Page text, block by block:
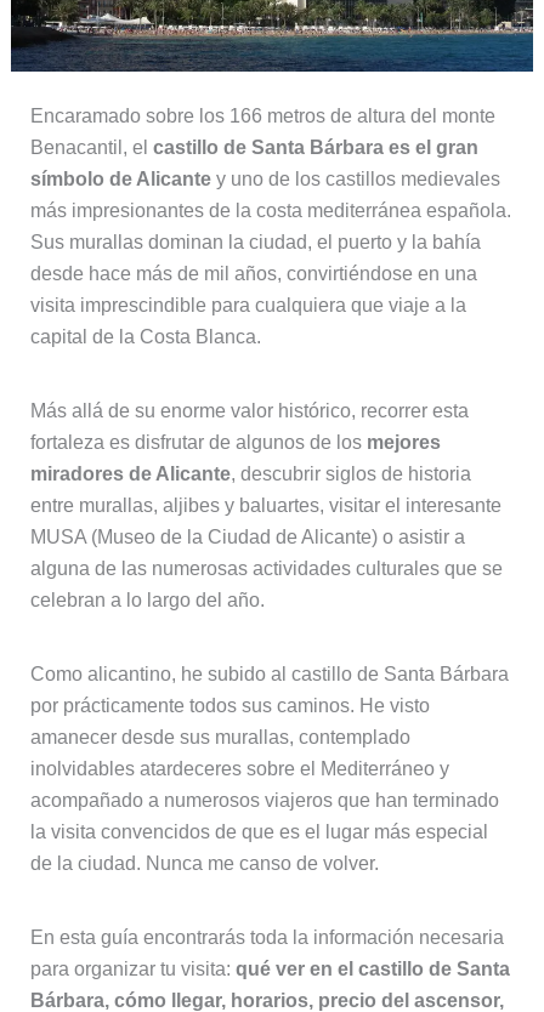
Encaramado sobre los 166 metros de altura del monte
Benacantil, el castillo de Santa Bárbara es el gran
símbolo de Alicantey uno de los castillos medievales
más impresionantes de la costa mediterránea española.
Sus murallas dominan la ciudad, el puerto y la bahía
desde hace más de mil años, convirtiéndose en una
visita imprescindible para cualquiera que viaje a la
capital de la Costa Blanca.
Más allá de su enorme valor histórico, recorrer esta
fortaleza es disfrutar de algunos de los mejores
miradores de Alicante, descubrir siglos de historia
entre murallas, aljibes y baluartes, visitar el interesante
MUSA (Museo de la Ciudad de Alicante) o asistir a
alguna de las numerosas actividades culturales que se
celebran a lo largo del año.
Como alicantino, he subido al castillo de Santa Bárbara
por prácticamente todos sus caminos. He visto
amanecer desde sus murallas, contemplado
inolvidables atardeceres sobre el Mediterráneo y
acompañado a numerosos viajeros que han terminado
la visita convencidos de que es el lugar más especial
de la ciudad. Nunca me canso de volver.
En esta guía encontrarás toda la información necesaria
para organizar tu visita: qué ver en el castillo de Santa
Bárbara, cómo llegar, horarios, precio del ascensor,